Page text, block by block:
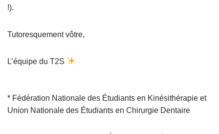
!).
Tutoresquement vôtre,
L’équipe du T2S
* Fédération Nationale des Étudiants en Kinésithérapie et
Union Nationale des Étudiants en Chirurgie Dentaire